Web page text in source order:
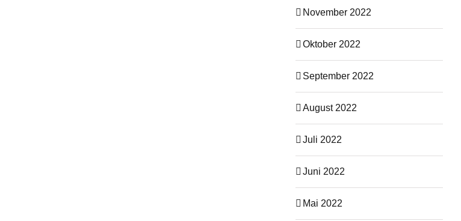
November 2022
Oktober 2022
September 2022
August 2022
Juli 2022
Juni 2022
Mai 2022